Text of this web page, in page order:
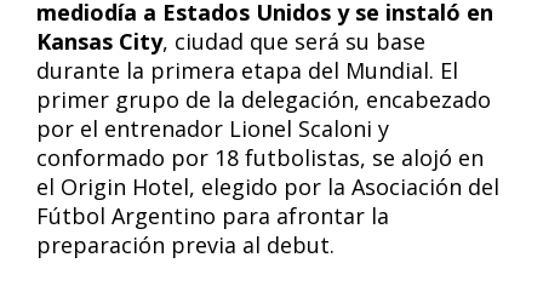
mediodía a Estados Unidos y se instaló en
Kansas City, ciudad que será su base
durante la primera etapa del Mundial. El
primer grupo de la delegación, encabezado
por el entrenador Lionel Scaloni y
conformado por 18 futbolistas, se alojó en
el Origin Hotel, elegido por la Asociación del
Fútbol Argentino para afrontar la
preparación previa al debut.